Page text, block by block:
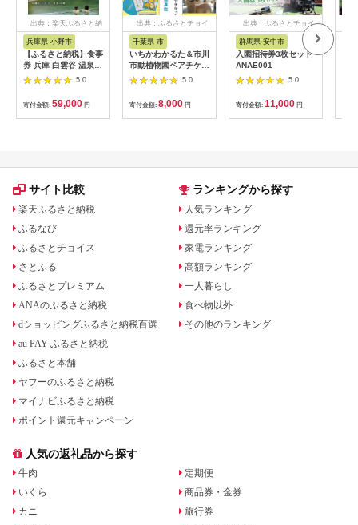
出典：楽天ふるさと納
兵庫県 小野市
【ふるさと納税】食事
券 兵庫 白雲谷 温泉
ゆぴか 入浴券 10枚＋
お食事券 (1,000円)
10枚 セット 旅行 旅
温泉旅行 スパ サウナ
岩盤浴 マッサージ エ
トラン 健康 美容 兵庫
5.0
寄付金額: 59,000 円
出典：ふるさとチョイ
千葉県 市
いちかわかるた＆市川
市動植物園ペアチケッ
ト 【12203-0196】
5.0
寄付金額: 8,000 円
出典：ふるさとチョイ
群馬県 安中市
入園招待券3枚セット
ANAE001
5.0
寄付金額: 11,000 円
サイト比較
楽天ふるさと納税
ふるなび
ふるさとチョイス
さとふる
ふるさとプレミアム
ANAのふるさと納税
dショッピングふるさと納税百選
au PAY ふるさと納税
ふるさと本舗
ヤフーのふるさと納税
マイナビふるさと納税
ポイント還元キャンペーン
ランキングから探す
人気ランキング
還元率ランキング
家電ランキング
高額ランキング
一人暮らし
食べ物以外
その他のランキング
人気の返礼品から探す
牛肉
いくら
カニ
定期便
商品券・金券
旅行券